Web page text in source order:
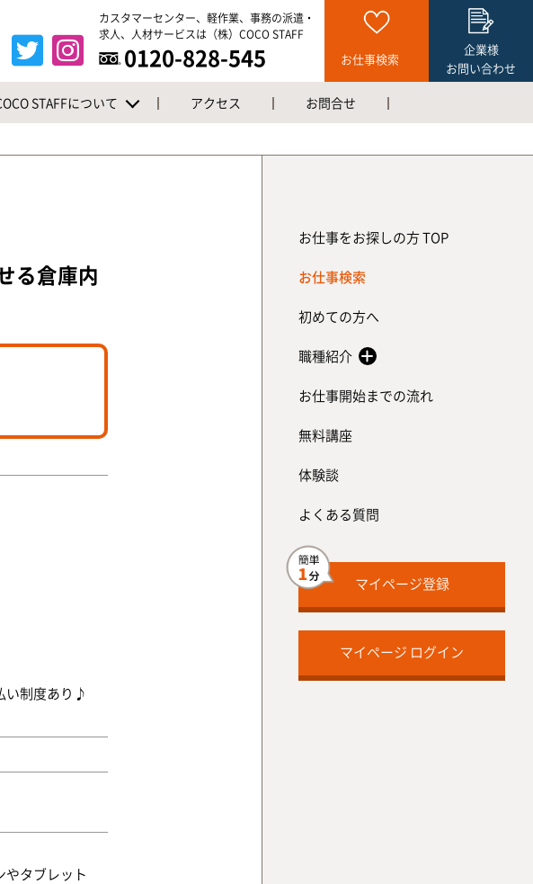
カスタマーセンター、軽作業、事務の派遣・
求人、人材サービスは（株）COCO STAFF
0120-828-545 お仕事検索
企業様
お問い合わせ
STAFFについて アクセス お問合せ
る倉庫内
い制度あり♪
やタブレット
お仕事をお探しの方 TOP
お仕事検索
初めての方へ
職種紹介
お仕事開始までの流れ
無料講座
体験談
よくある質問
マイページ登録
マイページ ログイン